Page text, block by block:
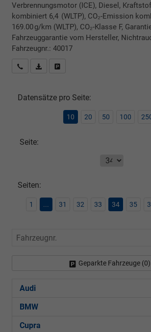
Verbrennungsmotor (ICE), Diesel,
kombiniert 6,4 (WLTP), CO₂-Emission
169.00 g/km (WLTP), CO₂-Klasse F,
Fahrzeuggarantie vom Hersteller,
Fahrzeugnr.: 40017
Rückrufbitte absenden
PDF-Datei, Fahrzeugexposé drucken
Datensätze pro Seite:
10 20 50 100
Seite:
Seiten:
1 ... 31 32 33 34 35
Fahrzeugnr.
Geparkte Fahrzeuge (0)
Audi
BMW
Cupra